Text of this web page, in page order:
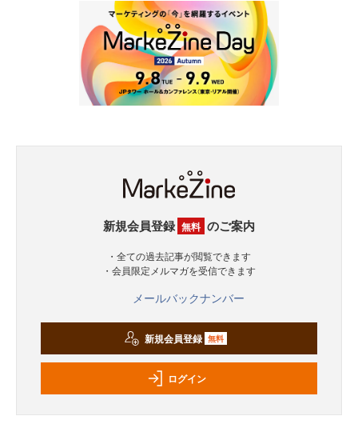
新規会員登録 無料 のご案内
・全ての過去記事が閲覧できます
・会員限定メルマガを受信できます
メールバックナンバー
新規会員登録 無料
ログイン